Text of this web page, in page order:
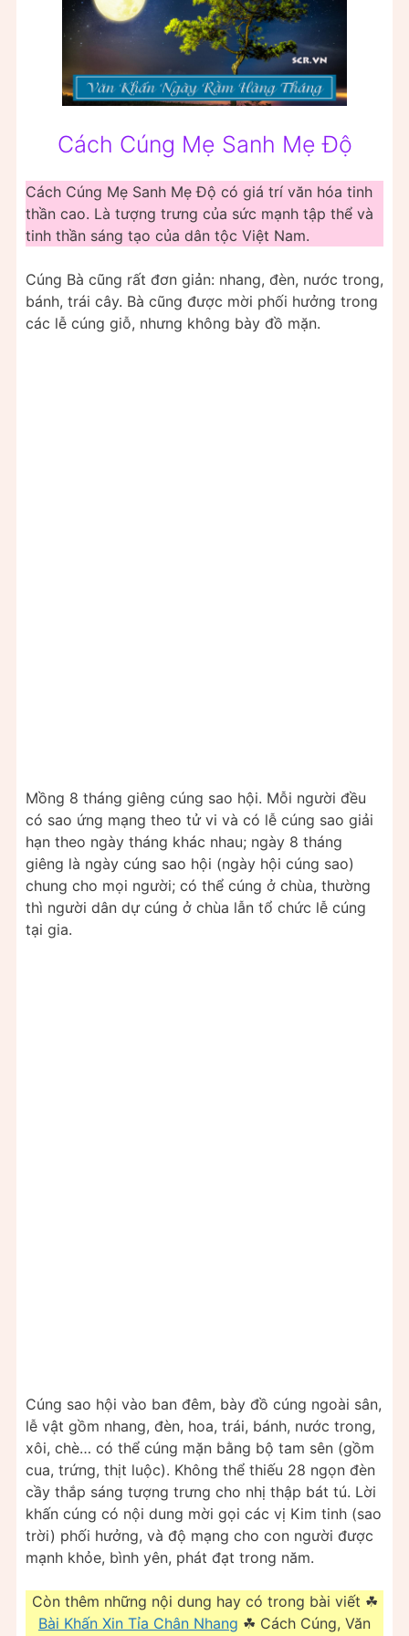
Cách Cúng Mẹ Sanh Mẹ Độ
Cách Cúng Mẹ Sanh Mẹ Độ có giá trí văn hóa tinh
thần cao. Là tượng trưng của sức mạnh tập thể và
tinh thần sáng tạo của dân tộc Việt Nam.
Cúng Bà cũng rất đơn giản: nhang, đèn, nước trong,
bánh, trái cây. Bà cũng được mời phối hưởng trong
các lễ cúng giỗ, nhưng không bày đồ mặn.
Mồng 8 tháng giêng cúng sao hội. Mỗi người đều
có sao ứng mạng theo tử vi và có lễ cúng sao giải
hạn theo ngày tháng khác nhau; ngày 8 tháng
giêng là ngày cúng sao hội (ngày hội cúng sao)
chung cho mọi người; có thể cúng ở chùa, thường
thì người dân dự cúng ở chùa lẫn tổ chức lễ cúng
tại gia.
Cúng sao hội vào ban đêm, bày đồ cúng ngoài sân,
lễ vật gồm nhang, đèn, hoa, trái, bánh, nước trong,
xôi, chè… có thể cúng mặn bằng bộ tam sên (gồm
cua, trứng, thịt luộc). Không thể thiếu 28 ngọn đèn
cầy thắp sáng tượng trưng cho nhị thập bát tú. Lời
khấn cúng có nội dung mời gọi các vị Kim tinh (sao
trời) phối hưởng, và độ mạng cho con người được
mạnh khỏe, bình yên, phát đạt trong năm.
Còn thêm những nội dung hay có trong bài viết ☘
Bài Khấn Xin Tỉa Chân Nhang ☘ Cách Cúng, Văn